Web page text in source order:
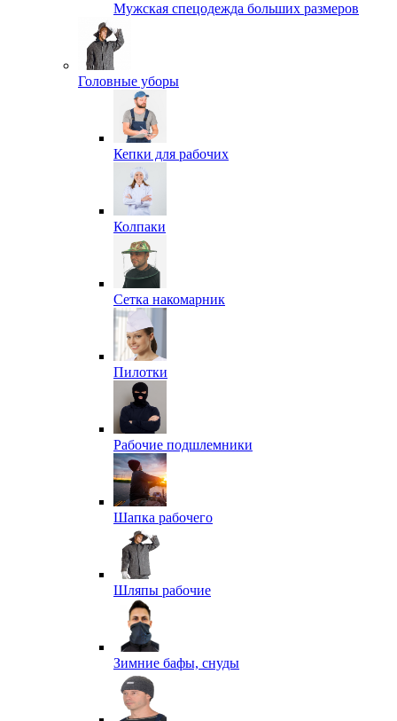
Мужская спецодежда больших размеров
Головные уборы
Кепки для рабочих
Колпаки
Сетка накомарник
Пилотки
Рабочие подшлемники
Шапка рабочего
Шляпы рабочие
Зимние бафы, снуды